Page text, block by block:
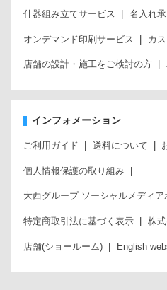
什器組み立てサービス 名入れ
オンデマンド印刷サービス カ
店舗の設計・施工をご検討の方
インフォメーション
ご利用ガイド 送料について
個人情報保護の取り組み
大西グループ ソーシャルメディア
特定商取引法に基づく表示 株
店舗(ショールーム) English